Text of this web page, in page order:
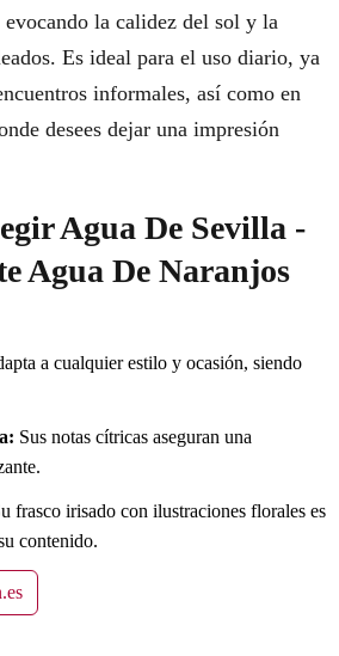
la calidez del sol y la
Es ideal para el uso diario, ya
informales, así como en
desees dejar una impresión
Agua De Sevilla -
Agua De Naranjos
a cualquier estilo y ocasión, siendo
Sus notas cítricas aseguran una
frasco irisado con ilustraciones florales es
contenido.